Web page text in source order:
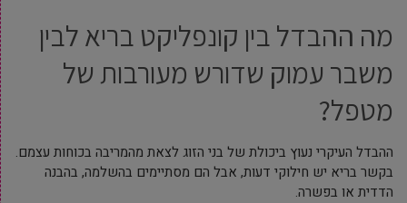
מה ההבדל בין קונפליקט בריא לבין
משבר עמוק שדורש מעורבות של
מטפל?
ההבדל העיקרי נעוץ ביכולת של בני הזוג לצאת מהמריבה בכוחות עצמם.
בקשר בריא יש חילוקי דעות, אבל הם מסתיימים בהשלמה, בהבנה
הדדית או בפשרה.